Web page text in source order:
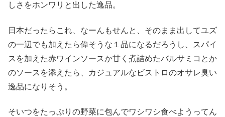
しさをホンワリと出した逸品。
日本だったらこれ、なーんもせんと、そのまま出してユズ
の一辺でも加えたら偉そうな１品になるだろうし、スパイ
スを加えた赤ワインソースか甘く煮詰めたバルサミコとか
のソースを添えたら、カジュアルなビストロのオサレ臭い
逸品になりそう。
そいつをたっぷりの野菜に包んでワシワシ食べようってん